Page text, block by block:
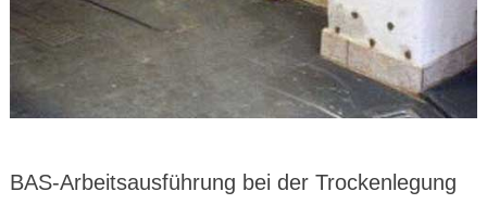
BAS-Arbeitsausführung bei der Trockenlegung